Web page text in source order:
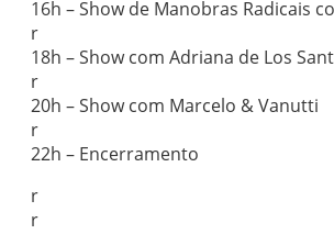
16h – Show de Manobras Radicais
r
18h – Show com Adriana de Los
r
20h – Show com Marcelo & Vanutti
r
22h – Encerramento
r
r